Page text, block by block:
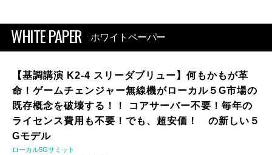
WHITE PAPER ホワイトペーパー
【基調講演 K2-4 スリーダブリュー】何もかもが革
命！ゲームチェンジャー無線機がローカル５G市場の
既存概念を破壊する！！ コアサーバー不要！毎年の
ライセンス費用も不要！でも、超安価！ の新しい５
Gモデル
ローカル5Gサミット